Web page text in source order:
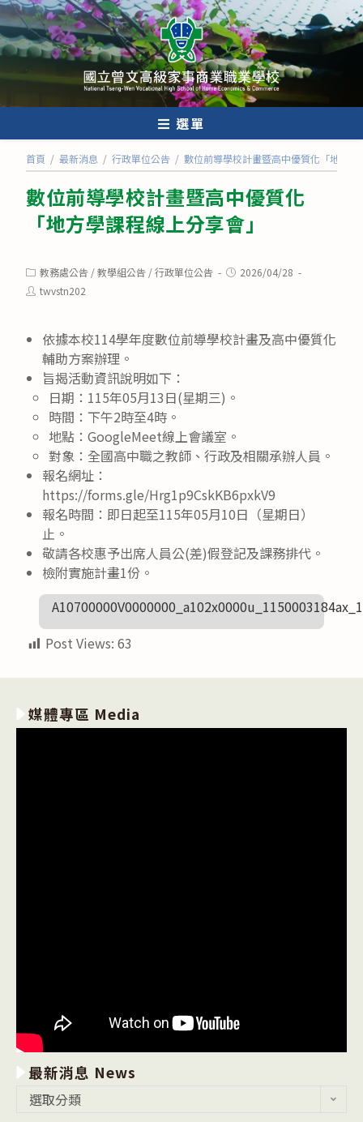
跳
轉
至
內
選單
首頁 / 最新消息 / 行政單位公告 / 數位前導學校計畫暨高中優質化「地方學
數位前導學校計畫暨高中優質化
「地方學課程線上分享會」
Post
category:
教務處公告 /教學組公告 /行政單位公告
Post2026/04/28
Posttwvstn202
依據本校114學年度數位前導學校計畫及高中優質化
輔助方案辦理。
旨揭活動資訊說明如下：
日期：115年05月13日(星期三)。
時間：下午2時至4時。
地點：GoogleMeet線上會議室。
對象：全國高中職之教師、行政及相關承辦人員。
報名網址：
https://forms.gle/Hrg1p9CskKB6pxkV9
報名時間：即日起至115年05月10日（星期日）
止。
敬請各校惠予出席人員公(差)假登記及課務排代。
檢附實施計畫1份。
A10700000V0000000_a102x0000u_1150003184ax_1
Post Views: 63
媒體專區 Media
最新消息 News
選取分類